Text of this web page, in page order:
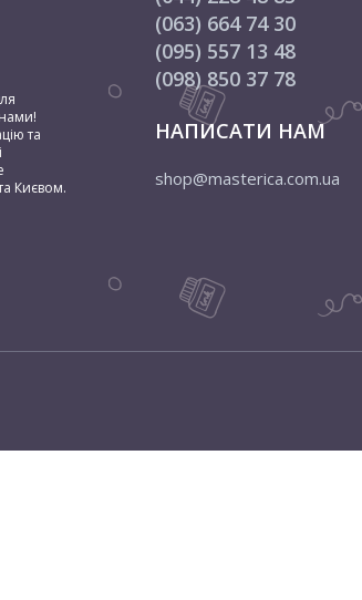
та
Києвом.
(063) 664 74 30
(095) 557 13 48
(098) 850 37 78
НАПИСАТИ НАМ
shop@masterica.com.ua